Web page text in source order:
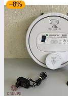
–8%